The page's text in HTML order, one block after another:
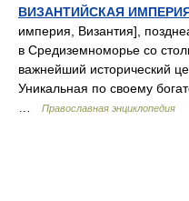
ВИЗАНТИЙСКАЯ
империя, Византия],
в Средиземноморье со
важнейший исторический
Уникальная по своему
Православная энциклопедия